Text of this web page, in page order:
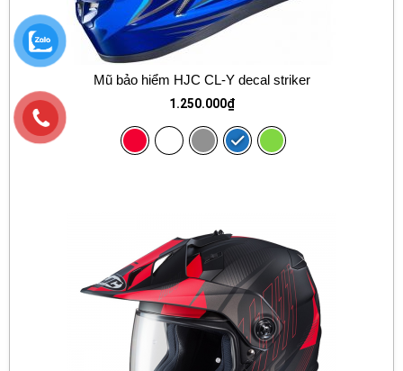
Mũ bảo hiểm HJC CL-Y decal striker
1.250.000₫